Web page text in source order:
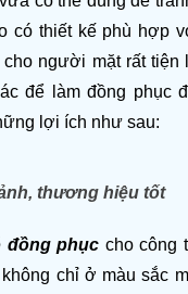
có thiết kế phù hợp
người mặt rất tiện
để làm đồng phục
lợi ích như sau:
thương hiệu tốt
đồng phục cho công
chỉ ở màu sắc